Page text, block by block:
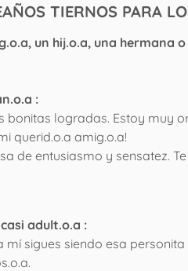
TIERNOS PARA
un hij.o.a, una hermana
:
bonitas logradas. Estoy muy
querid.o.a amig.o.a!
de entusiasmo y sensatez.
adult.o.a :
mí sigues siendo esa